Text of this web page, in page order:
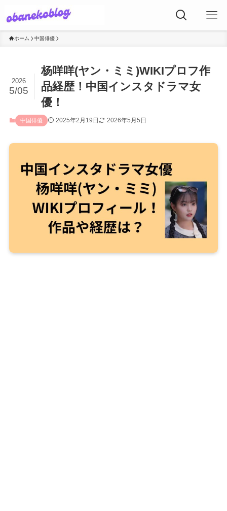
ホーム 中国俳優
杨咩咩(ヤン・ミミ)WIKIプロフ作
品経歴！中国インスタドラマ女
優！
2026
5/05
中国俳優 2025年2月19日 2026年5月5日